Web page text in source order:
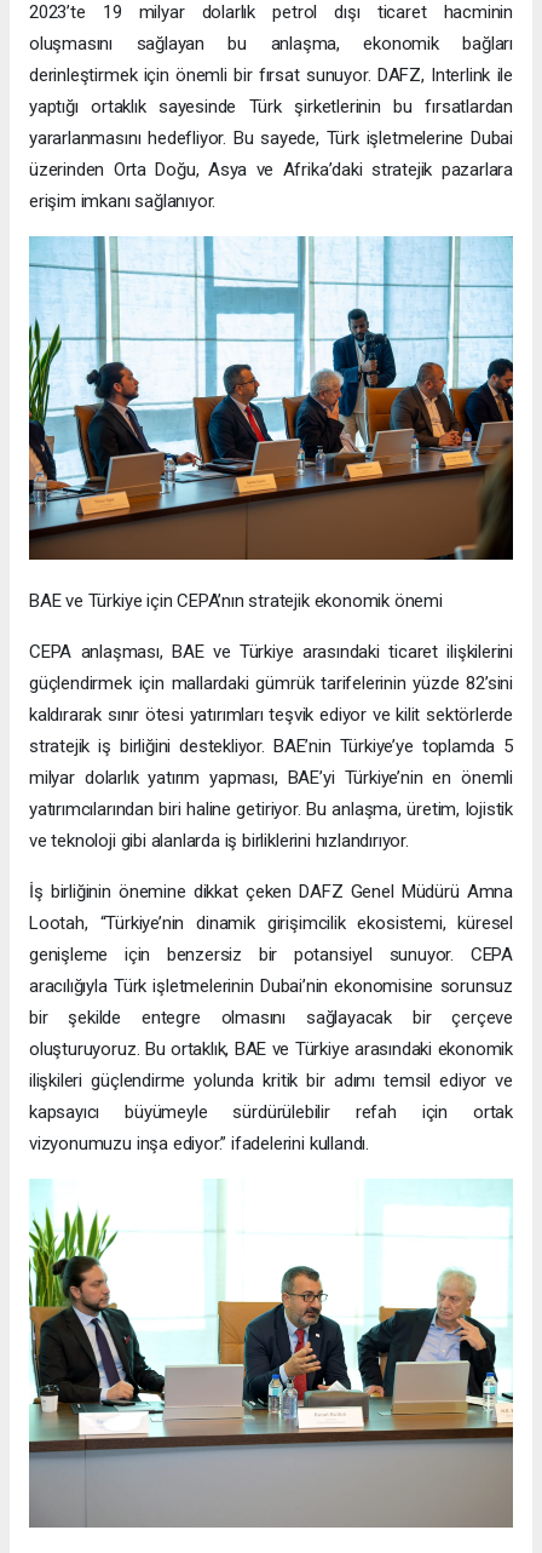
2023’te 19 milyar dolarlık petrol dışı ticaret hacminin
oluşmasını sağlayan bu anlaşma, ekonomik bağları
derinleştirmek için önemli bir fırsat sunuyor. DAFZ, Interlink ile
yaptığı ortaklık sayesinde Türk şirketlerinin bu fırsatlardan
yararlanmasını hedefliyor. Bu sayede, Türk işletmelerine Dubai
üzerinden Orta Doğu, Asya ve Afrika’daki stratejik pazarlara
erişim imkanı sağlanıyor.
BAE ve Türkiye için CEPA’nın stratejik ekonomik önemi
CEPA anlaşması, BAE ve Türkiye arasındaki ticaret ilişkilerini
güçlendirmek için mallardaki gümrük tarifelerinin yüzde 82’sini
kaldırarak sınır ötesi yatırımları teşvik ediyor ve kilit sektörlerde
stratejik iş birliğini destekliyor. BAE’nin Türkiye’ye toplamda 5
milyar dolarlık yatırım yapması, BAE’yi Türkiye’nin en önemli
yatırımcılarından biri haline getiriyor. Bu anlaşma, üretim, lojistik
ve teknoloji gibi alanlarda iş birliklerini hızlandırıyor.
İş birliğinin önemine dikkat çeken DAFZ Genel Müdürü Amna
Lootah, “Türkiye’nin dinamik girişimcilik ekosistemi, küresel
genişleme için benzersiz bir potansiyel sunuyor. CEPA
aracılığıyla Türk işletmelerinin Dubai’nin ekonomisine sorunsuz
bir şekilde entegre olmasını sağlayacak bir çerçeve
oluşturuyoruz. Bu ortaklık, BAE ve Türkiye arasındaki ekonomik
ilişkileri güçlendirme yolunda kritik bir adımı temsil ediyor ve
kapsayıcı büyümeyle sürdürülebilir refah için ortak
vizyonumuzu inşa ediyor.” ifadelerini kullandı.